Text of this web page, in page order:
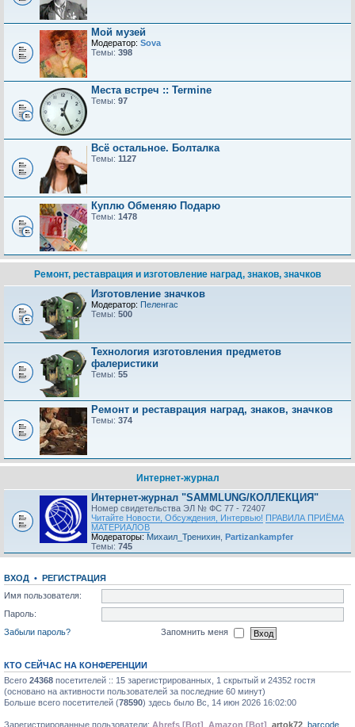
Мой музей
Модератор: Sova
Темы: 398
Места встреч :: Termine
Темы: 97
Всё остальное. Болталка
Темы: 1127
Куплю Обменяю Подарю
Темы: 1478
Ремонт, реставрация и изготовление наград, знаков, значков
Изготовление значков
Модератор: Пеленгас
Темы: 500
Технология изготовления предметов
фалеристики
Темы: 55
Ремонт и реставрация наград, знаков, значков
Темы: 374
Интернет-журнал
Интернет-журнал "SAMMLUNG/КОЛЛЕКЦИЯ"
Номер свидетельства ЭЛ № ФС 77 - 72407
Читайте Новости, Обсуждения, Интервью! ПРАВИЛА ПРИЁМА
МАТЕРИАЛОВ
Модераторы: Михаил_Тренихин Partizankampfer
Темы: 745
ВХОД • РЕГИСТРАЦИЯ
Имя пользователя:
Пароль:
Забыли пароль?
Запомнить меня
КТО СЕЙЧАС НА КОНФЕРЕНЦИИ
Всего 24368 посетителей :: 15 зарегистрированных, 1 скрытый и 24352 гостя
(основано на активности пользователей за последние 60 минут)
Больше всего посетителей (78590) здесь было Вс, 14 июн 2026 16:02:00
Зарегистрированные пользователи: Ahrefs [Bot] Amazon [Bot] artok72 barcode